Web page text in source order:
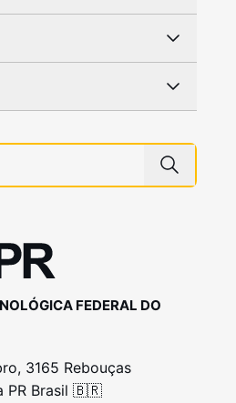
FEDERAL DO
3165 Rebouças
PR Brasil 🇧🇷